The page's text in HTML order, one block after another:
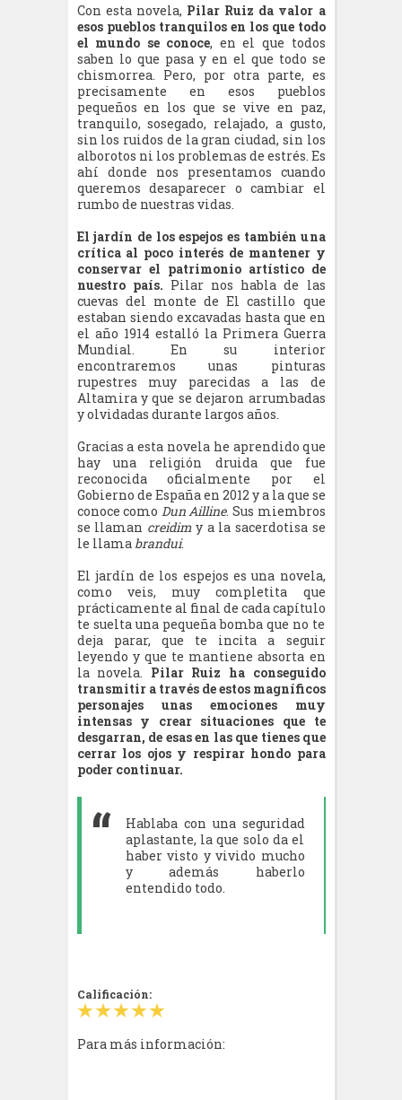
Con esta novela, Pilar Ruiz da valor a
esos pueblos tranquilos en los que todo
el mundo se conoce, en el que todos
saben lo que pasa y en el que todo se
chismorrea. Pero, por otra parte, es
precisamente en esos pueblos
pequeños en los que se vive en paz,
tranquilo, sosegado, relajado, a gusto,
sin los ruidos de la gran ciudad, sin los
alborotos ni los problemas de estrés. Es
ahí donde nos presentamos cuando
queremos desaparecer o cambiar el
rumbo de nuestras vidas.
El jardín de los espejos es también una
crítica al poco interés de mantener y
conservar el patrimonio artístico de
nuestro país. Pilar nos habla de las
cuevas del monte de El castillo que
estaban siendo excavadas hasta que en
el año 1914 estalló la Primera Guerra
Mundial. En su interior
encontraremos unas pinturas
rupestres muy parecidas a las de
Altamira y que se dejaron arrumbadas
y olvidadas durante largos años.
Gracias a esta novela he aprendido que
hay una religión druida que fue
reconocida oficialmente por el
Gobierno de España en 2012 y a la que se
conoce como Dun Ailline. Sus miembros
se llaman creidimy a la sacerdotisa se
le llama brandui.
El jardín de los espejos es una novela,
como veis, muy completita que
prácticamente al final de cada capítulo
te suelta una pequeña bomba que no te
deja parar, que te incita a seguir
leyendo y que te mantiene absorta en
la novela. Pilar Ruiz ha conseguido
transmitir a través de estos magníficos
personajes unas emociones muy
intensas y crear situaciones que te
desgarran, de esas en las que tienes que
cerrar los ojos y respirar hondo para
poder continuar.
Hablaba con una seguridad
aplastante, la que solo da el
haber visto y vivido mucho
y además haberlo
entendido todo.
Calificación:
Para más información: